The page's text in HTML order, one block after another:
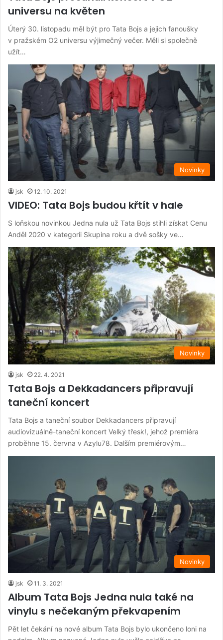
universu na květen
Úterý 30. listopadu měl být pro Tata Bojs a jejich fanoušky
v pražském O2 universu výjimečný večer. Měli si společně
užít…
Novinky
jsk 12. 10. 2021
VIDEO: Tata Bojs budou křtít v hale
S loňskou novinkou Jedna nula už Tata Bojs stihli získat Cenu
Anděl 2020 v kategorii Skupina roku a dvě sošky ve…
Novinky
jsk 22. 4. 2021
Tata Bojs a Dekkadancers připravují
taneční koncert
Tata Bojs a taneční soubor Dekkadancers připravují
audiovizuálně-taneční koncert Velký třesk!, jehož premiéra
proběhne 15. června v Azylu78. Dalším premiérovým…
Novinky
jsk 11. 3. 2021
Album Tata Bojs Jedna nula také na
vinylu s nečekaným překvapením
Pět let čekání na nové album Tata Bojs bylo ukončeno loni na